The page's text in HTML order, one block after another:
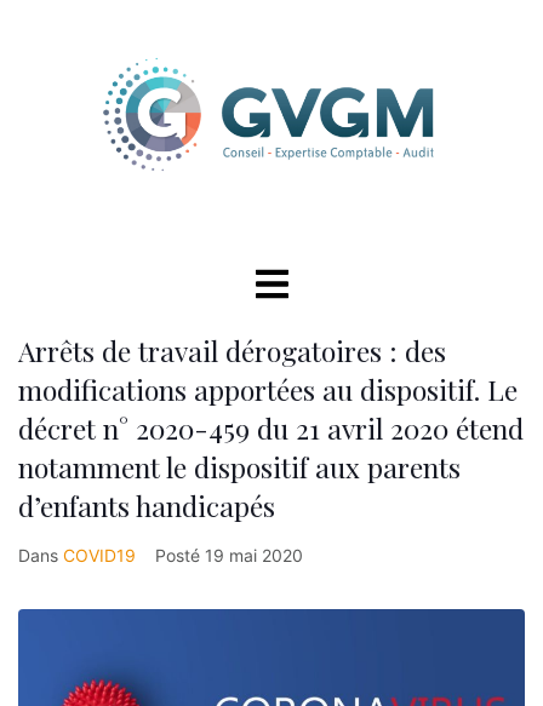
Arrêts de travail dérogatoires : des
modifications apportées au dispositif. Le
décret n° 2020-459 du 21 avril 2020 étend
notamment le dispositif aux parents
d’enfants handicapés
Dans COVID19 Posté 19 mai 2020